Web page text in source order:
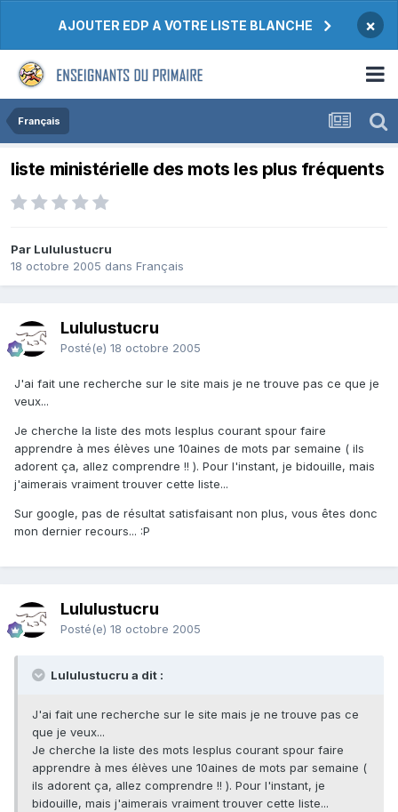
AJOUTER EDP A VOTRE LISTE BLANCHE ×
Français
liste ministérielle des mots les plus fréquents
Par Lululustucru
18 octobre 2005 dans Français
Lululustucru
Posté(e) 18 octobre 2005
J'ai fait une recherche sur le site mais je ne trouve pas ce que je
veux...
Je cherche la liste des mots lesplus courant spour faire
apprendre à mes élèves une 10aines de mots par semaine ( ils
adorent ça, allez comprendre !! ). Pour l'instant, je bidouille, mais
j'aimerais vraiment trouver cette liste...
Sur google, pas de résultat satisfaisant non plus, vous êtes donc
mon dernier recours... :P
Lululustucru
Posté(e) 18 octobre 2005
Lululustucru a dit :
J'ai fait une recherche sur le site mais je ne trouve pas ce
que je veux...
Je cherche la liste des mots lesplus courant spour faire
apprendre à mes élèves une 10aines de mots par semaine (
ils adorent ça, allez comprendre !! ). Pour l'instant, je
bidouille, mais j'aimerais vraiment trouver cette liste...